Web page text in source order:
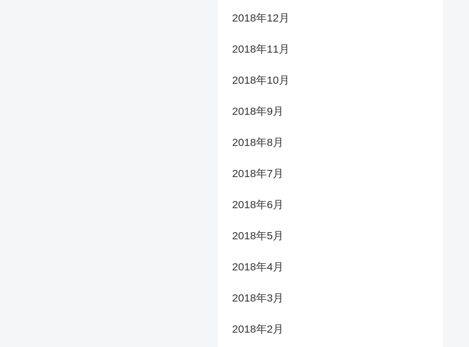
2018年12月
2018年11月
2018年10月
2018年9月
2018年8月
2018年7月
2018年6月
2018年5月
2018年4月
2018年3月
2018年2月